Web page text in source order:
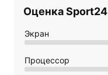
Оценка Sport24
Экран
Процессор